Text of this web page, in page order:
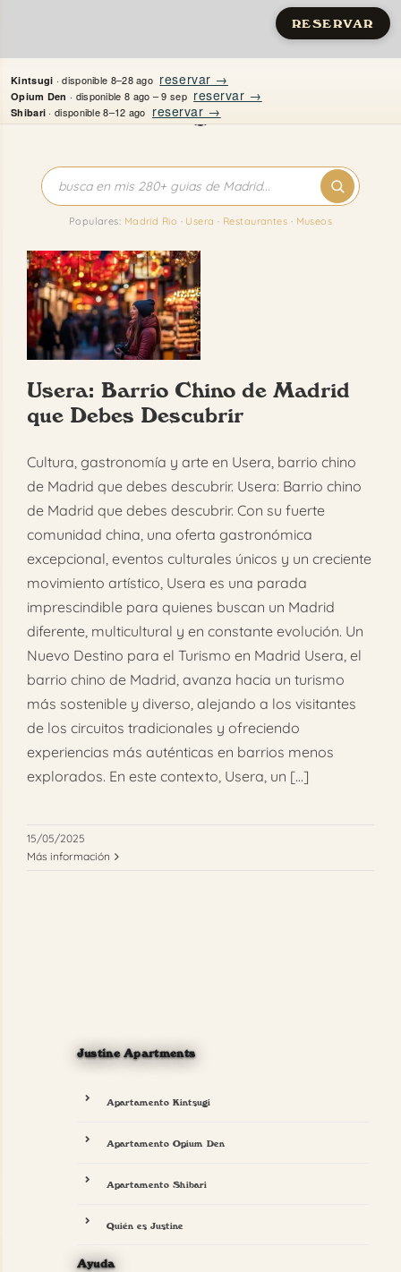
RESERVAR
Kintsugi · disponible 8–28 ago reservar →
Opium Den · disponible 8 ago – 9 sep reservar →
Shibari · disponible 8–12 ago reservar →
al
contenido
Apartamentos
Quién es Justine
Guías
Mi Madrid
Contacto
Reservar
Populares: Madrid Rio · Usera · Restaurantes · Museos
Usera: Barrio Chino de Madrid
que Debes Descubrir
Cultura, gastronomía y arte en Usera, barrio chino
de Madrid que debes descubrir. Usera: Barrio chino
de Madrid que debes descubrir. Con su fuerte
comunidad china, una oferta gastronómica
excepcional, eventos culturales únicos y un creciente
movimiento artístico, Usera es una parada
imprescindible para quienes buscan un Madrid
diferente, multicultural y en constante evolución. Un
Nuevo Destino para el Turismo en Madrid Usera, el
barrio chino de Madrid, avanza hacia un turismo
más sostenible y diverso, alejando a los visitantes
de los circuitos tradicionales y ofreciendo
experiencias más auténticas en barrios menos
explorados. En este contexto, Usera, un [...]
15/05/2025
Más información
Justine Apartments
Apartamento Kintsugi
Apartamento Opium Den
Apartamento Shibari
Quién es Justine
Ayuda